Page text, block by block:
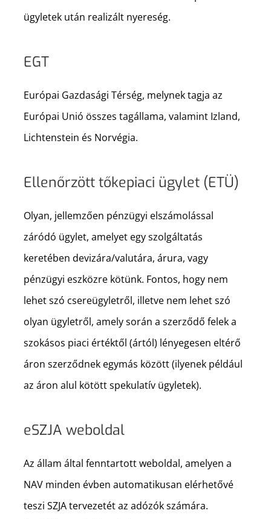
ügyletek után realizált nyereség.
EGT
Európai Gazdasági Térség, melynek tagja az
Európai Unió összes tagállama, valamint Izland,
Lichtenstein és Norvégia.
Ellenőrzött tőkepiaci ügylet (ETÜ)
Olyan, jellemzően pénzügyi elszámolással
záródó ügylet, amelyet egy szolgáltatás
keretében devizára/valutára, árura, vagy
pénzügyi eszközre kötünk. Fontos, hogy nem
lehet szó csereügyletről, illetve nem lehet szó
olyan ügyletről, amely során a szerződő felek a
szokásos piaci értéktől (ártól) lényegesen eltérő
áron szerződnek egymás között (ilyenek például
az áron alul kötött spekulatív ügyletek).
eSZJA weboldal
Az állam által fenntartott weboldal, amelyen a
NAV minden évben automatikusan elérhetővé
teszi SZJA tervezetét az adózók számára.